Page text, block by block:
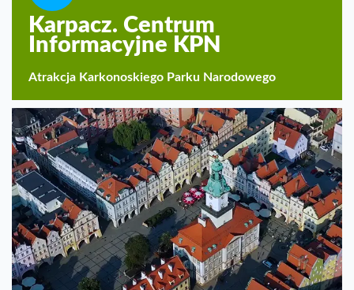
Karpacz. Centrum
Informacyjne KPN
Atrakcja Karkonoskiego Parku Narodowego